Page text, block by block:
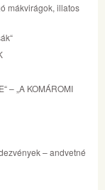
mákvirágok, illatos
– „A KOMÁROMI
– andvetné